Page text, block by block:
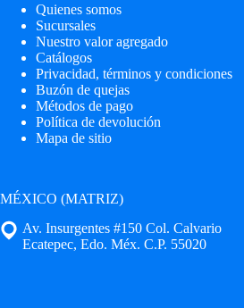
Quienes somos
Sucursales
Nuestro valor agregado
Catálogos
Privacidad, términos y condiciones
Buzón de quejas
Métodos de pago
Política de devolución
Mapa de sitio
MÉXICO (MATRIZ)
Av. Insurgentes #150 Col. Calvario
Ecatepec, Edo. Méx. C.P. 55020